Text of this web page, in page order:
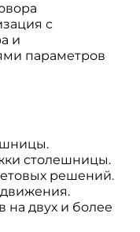
с
и
параметров
столешницы.
решений.
на двух и более